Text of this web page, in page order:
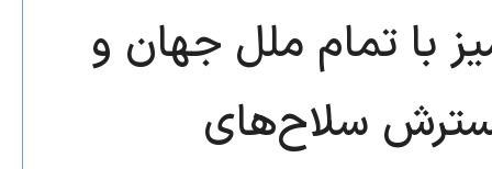
با تمام ملل جهان و
سلاح‌های